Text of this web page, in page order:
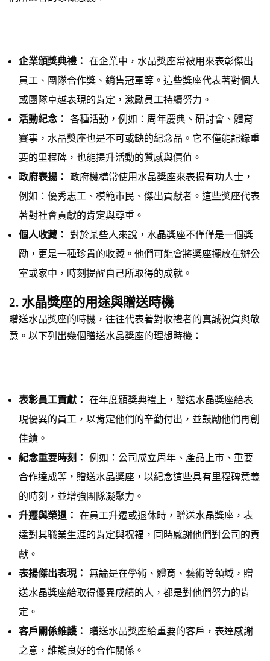
企業頒獎典禮： 在企業中，水晶獎座常被用來表彰傑出
員工、團隊合作獎、銷售冠軍等。這些獎座代表著對個人
或團隊卓越表現的肯定，激勵員工持續努力。
活動紀念： 各種活動，例如：周年慶典、研討會、體育
賽事，水晶獎座也是不可或缺的紀念品。它不僅能記錄重
要的里程碑，也能提升活動的質感與價值。
政府表揚： 政府機構常使用水晶獎座來表揚有功人士，
例如：優秀志工、模範市民、傑出貢獻者。這些獎座代表
著對社會貢獻的肯定與尊重。
個人收藏： 對於某些人來說，水晶獎座不僅僅是一個獎
勵，更是一種珍貴的收藏。他們可能會將獎座擺放在辦公
室或家中，時刻提醒自己所取得的成就。
2. 水晶獎座的用途與贈送時機
贈送水晶獎座的時機，往往代表著對收禮者的真誠祝賀與敬
意。以下列出幾個贈送水晶獎座的理想時機：
表彰員工貢獻： 在年度頒獎典禮上，贈送水晶獎座給表
現優異的員工，以肯定他們的辛勤付出，並鼓勵他們再創
佳績。
紀念重要時刻： 例如：公司成立周年、產品上市、重要
合作達成等，贈送水晶獎座，以紀念這些具有里程碑意義
的時刻，並增強團隊凝聚力。
升遷與榮退： 在員工升遷或退休時，贈送水晶獎座，表
達對其職業生涯的肯定與祝福，同時感謝他們對公司的貢
獻。
表揚傑出表現： 無論是在學術、體育、藝術等領域，贈
送水晶獎座給取得優異成績的人，都是對他們努力的肯
定。
客戶關係維護： 贈送水晶獎座給重要的客戶，表達感謝
之意，維護良好的合作關係。